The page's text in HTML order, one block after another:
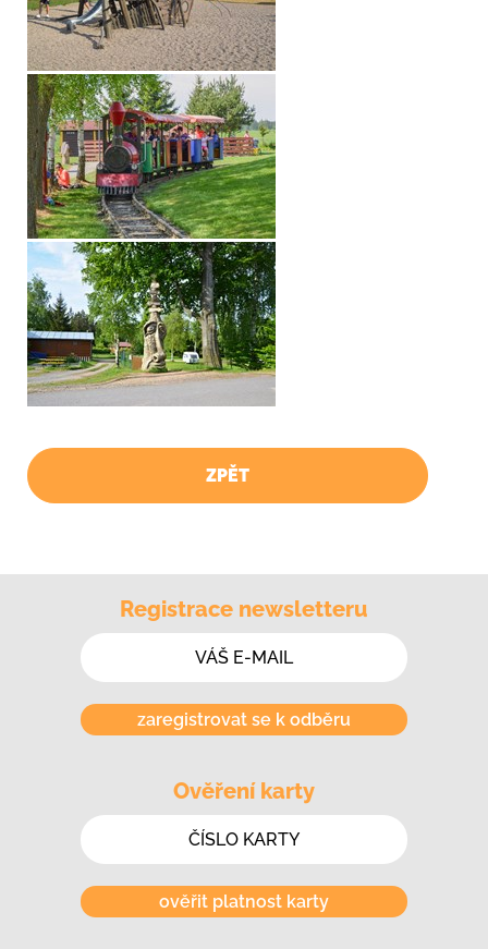
ZPĚT
Registrace newsletteru
zaregistrovat se k odběru
Ověření karty
ověřit platnost karty